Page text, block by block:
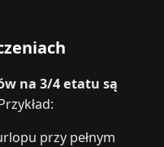
na 3/4 etatu są
przy pełnym